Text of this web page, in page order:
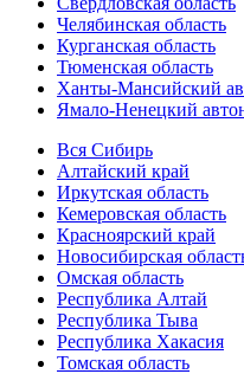
Челябинская область
Курганская область
Тюменская область
Ханты-Мансийский
Ямало-Ненецкий
Вся Сибирь
Алтайский край
Иркутская область
Кемеровская область
Красноярский край
Новосибирская
Омская область
Республика Алтай
Республика Тыва
Республика Хакасия
Томская область